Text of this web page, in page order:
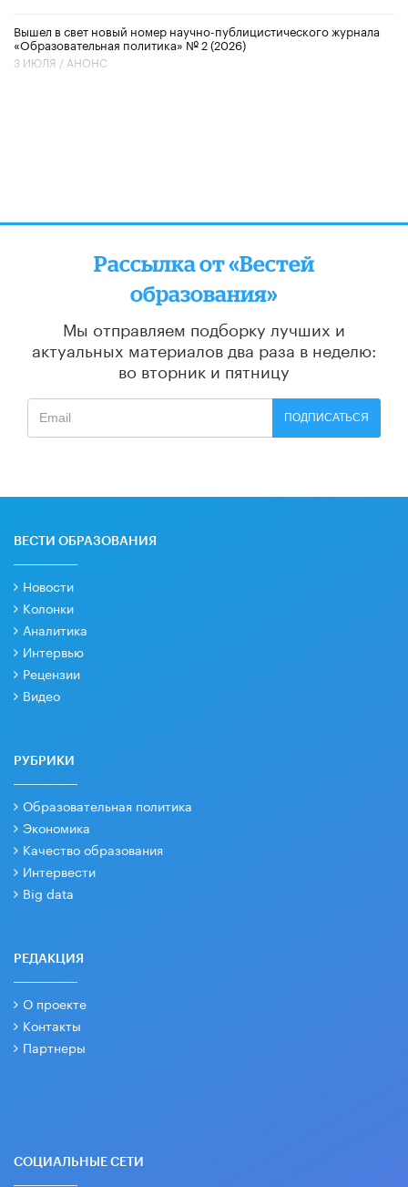
Вышел в свет новый номер научно-публицистического журнала
«Образовательная политика» № 2 (2026)
3 ИЮЛЯ / АНОНС
Рассылка от «Вестей
образования»
Мы отправляем подборку лучших и
актуальных материалов два раза в неделю:
во вторник и пятницу
ПОДПИСАТЬСЯ
ВЕСТИ ОБРАЗОВАНИЯ
Новости
Колонки
Аналитика
Интервью
Рецензии
Видео
РУБРИКИ
Образовательная политика
Экономика
Качество образования
Интервести
Big data
РЕДАКЦИЯ
О проекте
Контакты
Партнеры
СОЦИАЛЬНЫЕ СЕТИ